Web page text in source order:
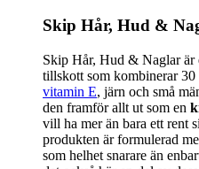
Skip Hår, Hud &
Skip Hår, Hud & Naglar är
tillskott som kombinerar
vitamin E, järn och små
den framför allt ut som en
vill ha mer än bara ett rent
produkten är formulerad
som helhet snarare än